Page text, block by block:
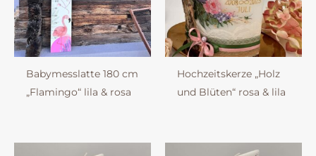
Babymesslatte 180 cm
„Flamingo“ lila & rosa
Hochzeitskerze „Holz
und Blüten“ rosa & lila